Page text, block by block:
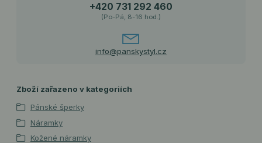
+420 731 292 460
(Po-Pá, 8-16 hod.)
info@panskystyl.cz
Zboží zařazeno v kategoriích
Pánské šperky
Náramky
Kožené náramky